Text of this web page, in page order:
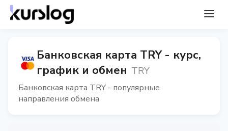
Банковская карта TRY - курс,
график и обмен TRY
Банковская карта TRY - популярные
направления обмена